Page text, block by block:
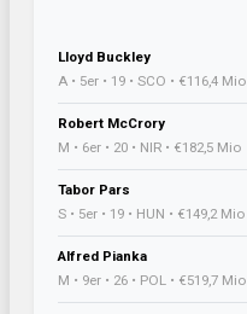
Lloyd Buckley
A • 5er • 19 • SCO • €116,4 Mio
Robert McCrory
M • 6er • 20 • NIR • €182,5 Mio
Tabor Pars
S • 5er • 19 • HUN • €149,2 Mio
Alfred Pianka
M • 9er • 26 • POL • €519,7 Mio